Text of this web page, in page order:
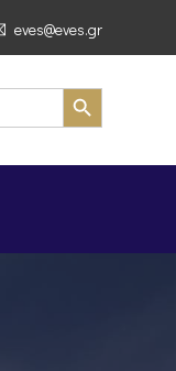
eves@eves.gr
στην Ελλάδα –
Search Button